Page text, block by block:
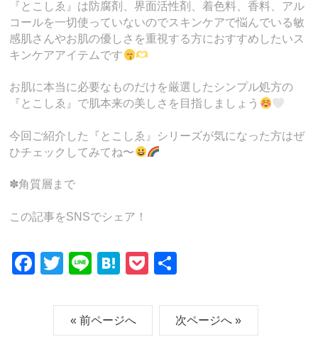
『とこしゑ』は防腐剤、界面活性剤、着色料、香料、アル
コールを一切使っていないのでスキンケアで悩んでいる敏
感肌さんやお肌の優しさを重視する方におすすめしたいス
キンケアアイテムです
お肌に本当に必要なものだけを厳選したシンプル処方の
『とこしゑ』で肌本来の美しさを目指しましょう
今回ご紹介した『とこしゑ』シリーズが気になった方はぜ
ひチェックしてみてね〜
✽角質層まで
この記事をSNSでシェア！
F
T
tt
er
Li
e
H
e
n
P
ck
et
次ページへ »
« 前ページへ